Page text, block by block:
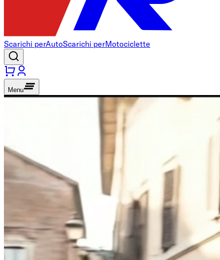
Scarichi perAutoScarichi perMotociclette
Menu